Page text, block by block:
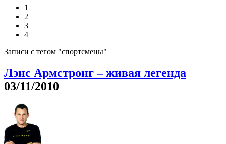
1
2
3
4
Записи с тегом "спортсмены"
Лэнс Армстронг – живая легенда
03/11/2010